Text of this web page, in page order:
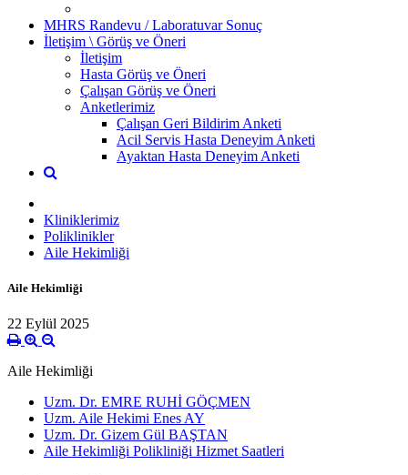
MHRS Randevu / Laboratuvar Sonuç
İletişim \ Görüş ve Öneri
İletişim
Hasta Görüş ve Öneri
Çalışan Görüş ve Öneri
Anketlerimiz
Çalışan Geri Bildirim Anketi
Acil Servis Hasta Deneyim Anketi
Ayaktan Hasta Deneyim Anketi
Kliniklerimiz
Poliklinikler
Aile Hekimliği
Aile Hekimliği
22 Eylül 2025
Aile Hekimliği
Uzm. Dr. EMRE RUHİ GÖÇMEN
Uzm. Aile Hekimi Enes AY
Uzm. Dr. Gizem Gül BAŞTAN
Aile Hekimliği Polikliniği Hizmet Saatleri